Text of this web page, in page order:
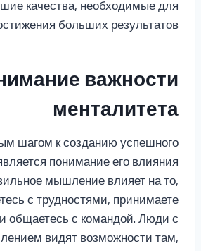
качества, необходимые для
больших результатов.
важности
менталитета
шагом к созданию успешного
понимание его влияния
мышление влияет на то,
с трудностями, принимаете
общаетесь с командой. Люди с
видят возможности там,